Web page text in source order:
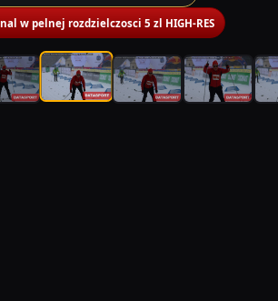
w pelnej rozdzielczosci 5 zl HIGH-RES